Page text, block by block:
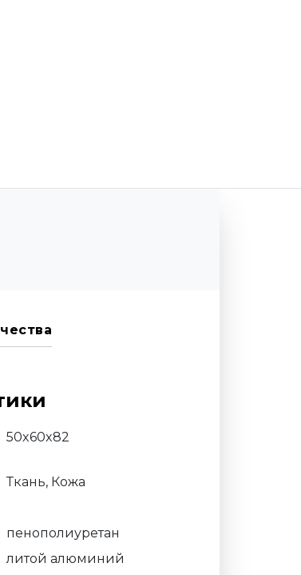
50x60x82
Ткань, Кожа
пенополиуретан
литой алюминий